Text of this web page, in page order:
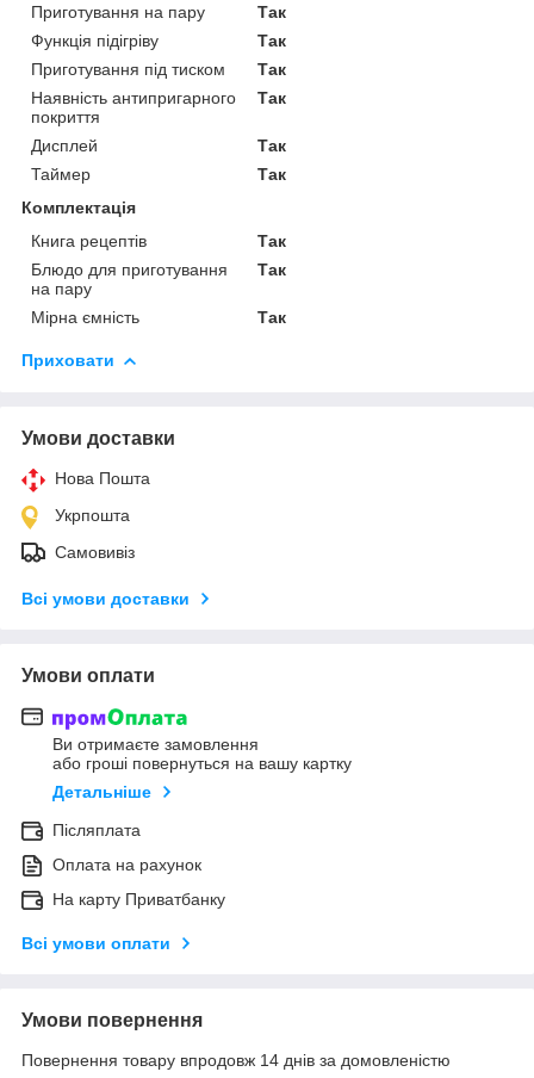
Приготування на пару
Так
Функція підігріву
Так
Приготування під тиском
Так
Наявність антипригарного
покриття
Так
Дисплей
Так
Таймер
Так
Комплектація
Книга рецептів
Так
Блюдо для приготування
на пару
Так
Мірна ємність Так
Приховати
Умови доставки
Нова Пошта
Укрпошта
Самовивіз
Всі умови доставки
Умови оплати
Ви отримаєте замовлення
або гроші повернуться на вашу картку
Детальніше
Післяплата
Оплата на рахунок
На карту Приватбанку
Всі умови оплати
Умови повернення
Повернення товару впродовж 14 днів за домовленістю